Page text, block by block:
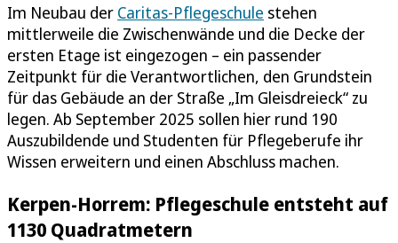
Im Neubau der Caritas-Pflegeschule stehen
mittlerweile die Zwischenwände und die Decke der
ersten Etage ist eingezogen – ein passender
Zeitpunkt für die Verantwortlichen, den Grundstein
für das Gebäude an der Straße „Im Gleisdreieck“ zu
legen. Ab September 2025 sollen hier rund 190
Auszubildende und Studenten für Pflegeberufe ihr
Wissen erweitern und einen Abschluss machen.
Kerpen-Horrem: Pflegeschule entsteht auf
1130 Quadratmetern